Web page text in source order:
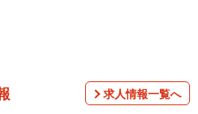
うリーズナブルな価格設定も
「うまい」「豪華」の３拍子が
求人情報一覧へ